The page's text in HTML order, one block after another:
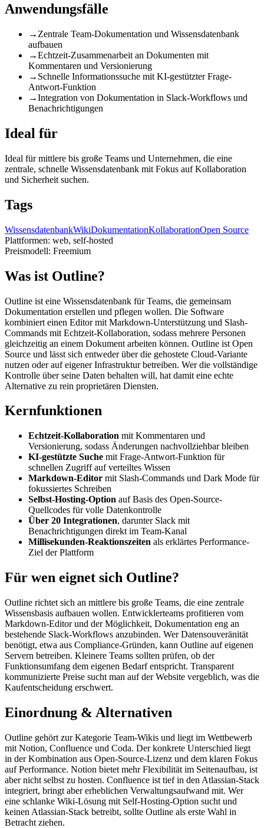
Anwendungsfälle
→ Zentrale Team-Dokumentation und Wissensdatenbank
aufbauen
→Echtzeit-Zusammenarbeit an Dokumenten mit
Kommentaren und Versionierung
→ Schnelle Informationssuche mit KI-gestützter Frage-
Antwort-Funktion
→Integration von Dokumentation in Slack-Workflows und
Benachrichtigungen
Ideal für
Ideal für mittlere bis große Teams und Unternehmen, die eine
zentrale, schnelle Wissensdatenbank mit Fokus auf Kollaboration
und Sicherheit suchen.
Tags
WissensdatenbankWikiDokumentationKollaborationOpen Source
Plattformen: web, self-hosted
Preismodell: Freemium
Was ist Outline?
Outline ist eine Wissensdatenbank für Teams, die gemeinsam
Dokumentation erstellen und pflegen wollen. Die Software
kombiniert einen Editor mit Markdown-Unterstützung und Slash-
Commands mit Echtzeit-Kollaboration, sodass mehrere Personen
gleichzeitig an einem Dokument arbeiten können. Outline ist Open
Source und lässt sich entweder über die gehostete Cloud-Variante
nutzen oder auf eigener Infrastruktur betreiben. Wer die vollständige
Kontrolle über seine Daten behalten will, hat damit eine echte
Alternative zu rein proprietären Diensten.
Kernfunktionen
Echtzeit-Kollaboration mit Kommentaren und
Versionierung, sodass Änderungen nachvollziehbar bleiben
KI-gestützte Suche mit Frage-Antwort-Funktion für
schnellen Zugriff auf verteiltes Wissen
Markdown-Editor mit Slash-Commands und Dark Mode für
fokussiertes Schreiben
Selbst-Hosting-Option auf Basis des Open-Source-
Quellcodes für volle Datenkontrolle
Über 20 Integrationen, darunter Slack mit
Benachrichtigungen direkt im Team-Kanal
Millisekunden-Reaktionszeiten als erklärtes Performance-
Ziel der Plattform
Für wen eignet sich Outline?
Outline richtet sich an mittlere bis große Teams, die eine zentrale
Wissensbasis aufbauen wollen. Entwicklerteams profitieren vom
Markdown-Editor und der Möglichkeit, Dokumentation eng an
bestehende Slack-Workflows anzubinden. Wer Datensouveränität
benötigt, etwa aus Compliance-Gründen, kann Outline auf eigenen
Servern betreiben. Kleinere Teams sollten prüfen, ob der
Funktionsumfang dem eigenen Bedarf entspricht. Transparent
kommunizierte Preise sucht man auf der Website vergeblich, was die
Kaufentscheidung erschwert.
Einordnung & Alternativen
Outline gehört zur Kategorie Team-Wikis und liegt im Wettbewerb
mit Notion, Confluence und Coda. Der konkrete Unterschied liegt
in der Kombination aus Open-Source-Lizenz und dem klaren Fokus
auf Performance. Notion bietet mehr Flexibilität im Seitenaufbau, ist
aber nicht selbst zu hosten. Confluence ist tief in den Atlassian-Stack
integriert, bringt aber erheblichen Verwaltungsaufwand mit. Wer
eine schlanke Wiki-Lösung mit Self-Hosting-Option sucht und
keinen Atlassian-Stack betreibt, sollte Outline als erste Wahl in
Betracht ziehen.